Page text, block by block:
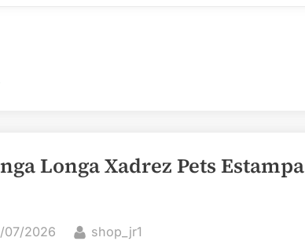
Longa Xadrez Pets Estampa
07/2026 By
shop_jr1